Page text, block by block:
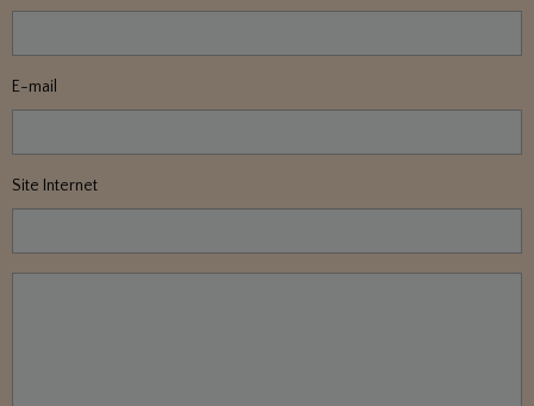
E-mail
Site Internet